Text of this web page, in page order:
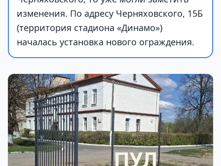
изменения. По адресу Черняховского, 15Б
(территория стадиона «Динамо»)
началась установка нового ограждения.